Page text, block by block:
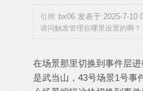
引用: bx06 发表于 2025-7-10
请问触发管理在哪里设置的啊？
在场景那里切换到事件层
是武当山，43号场景1号事